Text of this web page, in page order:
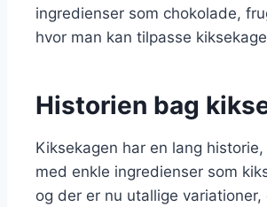
ingredienser som chokolade,
hvor man kan tilpasse
Historien bag
Kiksekagen har en lang
med enkle ingredienser som
og der er nu utallige